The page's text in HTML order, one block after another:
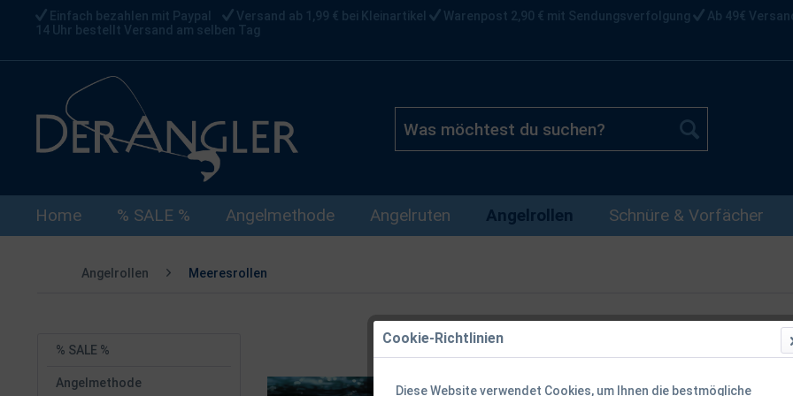
Einfach bezahlen mit Paypal Versand ab 1,99 € bei Kleinartikel Warenpost 2,90 € mit Sendungsverfolgung Ab 49€
14 Uhr bestellt Versand am selben Tag
Home % SALE % Angelmethode Angelruten Angelrollen Schnüre & Vorfächer
Angelrollen Meeresrollen
% SALE %
Angelmethode
Cookie-Richtlinien
Diese Website verwendet Cookies, um Ihnen die bestmögliche